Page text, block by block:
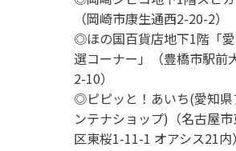
（岡崎市康生通西2-20-2）
◎ほの国百貨店地下1階「
選コーナー」（豊橋市駅前
2-10）
◎ピピッと！あいち(愛知県
ンテナショップ)（名古屋
区東桜1-11-1 オアシス21内）